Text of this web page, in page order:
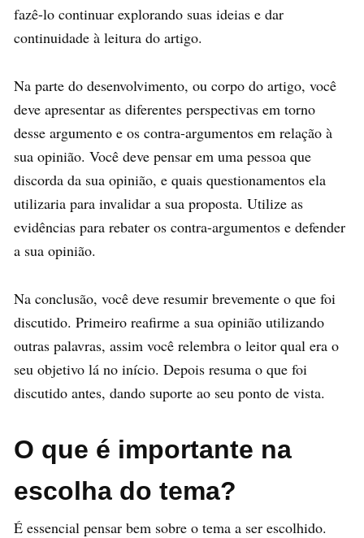
fazê-lo continuar explorando suas ideias e dar
continuidade à leitura do artigo.
Na parte do desenvolvimento, ou corpo do artigo, você
deve apresentar as diferentes perspectivas em torno
desse argumento e os contra-argumentos em relação à
sua opinião. Você deve pensar em uma pessoa que
discorda da sua opinião, e quais questionamentos ela
utilizaria para invalidar a sua proposta. Utilize as
evidências para rebater os contra-argumentos e defender
a sua opinião.
Na conclusão, você deve resumir brevemente o que foi
discutido. Primeiro reafirme a sua opinião utilizando
outras palavras, assim você relembra o leitor qual era o
seu objetivo lá no início. Depois resuma o que foi
discutido antes, dando suporte ao seu ponto de vista.
O que é importante na
escolha do tema?
É essencial pensar bem sobre o tema a ser escolhido.